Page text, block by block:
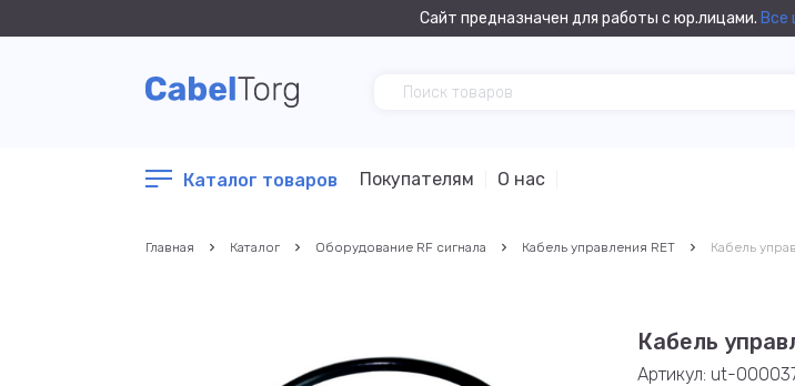
Сайт предназначен для работы с юр.лицами. Все
Каталог товаров Покупателям О нас
Главная Каталог Оборудование RF сигнала Кабель управления RET Кабель
Кабель
Артикул: ut-